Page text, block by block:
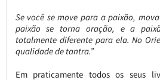
Se você se move para a paixão,
paixão se torna oração, e a
totalmente diferente para ela. No
qualidade de tantra.”
Em praticamente todos os seus